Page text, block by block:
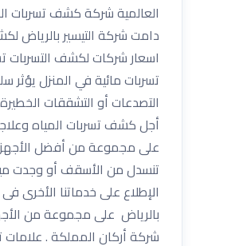
دامت شركة التيسير بالرياض
اسعار شركات لكشف التسربات
تسربات مائية في المنزل يؤثر
التصدعات أو التشققات
أجل كشف تسربات المياه
على مجموعة من أفضل الأجهزة
تنسدل من الأسقف أو وجدت
الإطلاع على خدماتنا
بالرياض على مجموعة من
شركة أركان المملكة .